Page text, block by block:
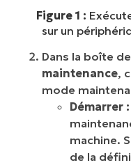
Figure 1 :
sur un
Dans la boîte
maintenance,
mode
Démarrer
machine.
de la